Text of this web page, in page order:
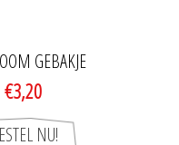
GEBAKJE
€3,20